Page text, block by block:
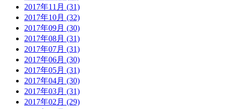
2017年11月 (31)
2017年10月 (32)
2017年09月 (30)
2017年08月 (31)
2017年07月 (31)
2017年06月 (30)
2017年05月 (31)
2017年04月 (30)
2017年03月 (31)
2017年02月 (29)